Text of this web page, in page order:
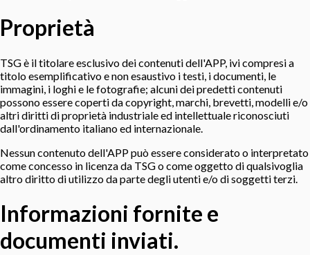
Proprietà
TSG è il titolare esclusivo dei contenuti dell'APP, ivi compresi a
titolo esemplificativo e non esaustivo i testi, i documenti, le
immagini, i loghi e le fotografie; alcuni dei predetti contenuti
possono essere coperti da copyright, marchi, brevetti, modelli e/o
altri diritti di proprietà industriale ed intellettuale riconosciuti
dall'ordinamento italiano ed internazionale.
Nessun contenuto dell'APP può essere considerato o interpretato
come concesso in licenza da TSG o come oggetto di qualsivoglia
altro diritto di utilizzo da parte degli utenti e/o di soggetti terzi.
Informazioni fornite e
documenti inviati.